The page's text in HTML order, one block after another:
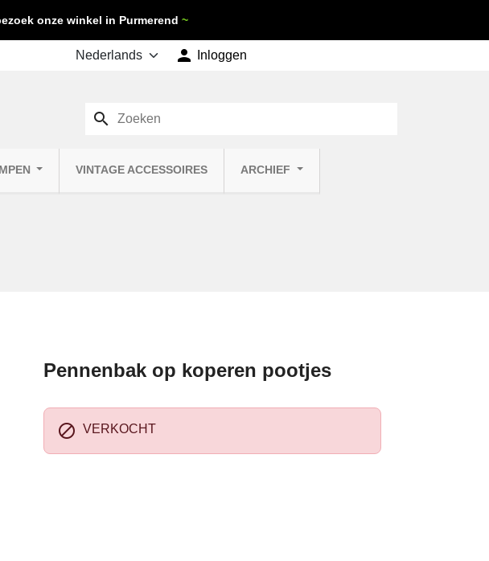
onze winkel in Purmerend ~
 Inloggen
VINTAGE ACCESSOIRES ARCHIEF
search
Pennenbak op koperen pootjes
 VERKOCHT